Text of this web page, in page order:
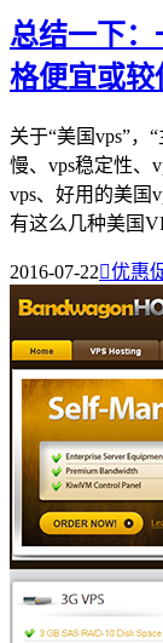
总结一下：
格便宜或较
关于“美国vps”，
慢、vps稳定性、
vps、好用的美国
有这么几种美国
2016-07-22优惠